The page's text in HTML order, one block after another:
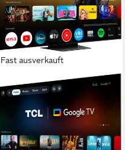
Fast ausverkauft
TCL
75RM7LX1 Mini-LED-
Fernseher
RGB Mini LED
Bildschirmtechnologie
4K Ultra HD Auflösung